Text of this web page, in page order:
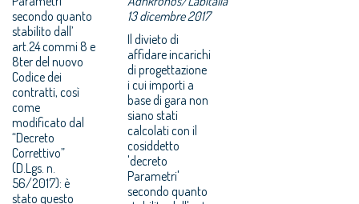
secondo quanto
stabilito dall’
art.24 commi 8 e
8ter del nuovo
Codice dei
contratti, così
come
modificato dal
“Decreto
Correttivo”
(D.Lgs. n.
56/2017): è
stato questo
13 dicembre 2017
Il divieto di
affidare incarichi
di progettazione
i cui importi a
base di gara non
siano stati
calcolati con il
cosiddetto
'decreto
Parametri'
secondo quanto